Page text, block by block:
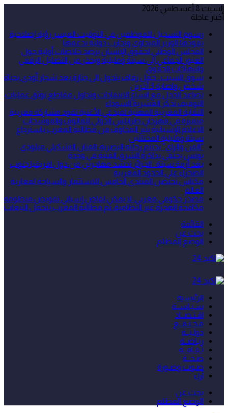
السبت 8 أغسطس 2026
أخبار عاجلة
رسوم التسجيل للموظفين في التوقيت الميسر رؤية إصلاحية
يقودها الوزير الميداوي وتجارب دولية تدعمها
المجلس الوطني لحقوق الإنسان يرصد خلاصات أولية حول
العبور الجماعي إلى سبتة ومليلية ويحذر من التضليل الرقمي
وانتهاكات الحقوق
سوق السبت.. حفل زفاف يتحول الى جنازة بعد شجار أودى بحياة
شخص واصابة 3 أخرين
تصاعد الجدل مع اتساع الانتقادات وتداول مقاطع توثق عمليات
التوقيف تذكر العشرية السوداء
النقابة المغربية المهنية لمبدعي الأغنية تقود مشاركة مغربية
متميزة في مهرجان طرابلس الدولي للمالوف والموشحات
الاعلام الإسبانية يثير المخاوف من مطالبة المغرب باسترجاع
سبتة ومليلية المحتلتين
“الفن والراي” يختتم رحلته البصرية: الفنان التشكيلي ميلودي
يونس يحتفي بذاكرة الشرق الفنية في وجدة
بعد أزمة سبتة.. الجزائر تحشد مهاجرين من دول افريقيا جنوب
الصحراء على الحدود المغربية
مكناس تحتضن المنتدى الخامس للاستثمار والسياحة لمغاربة
العالم
مصدر حكومي مغربي: لا يمكن لقاض إسباني تقويض منظومة
مكافحة الهجرة غير النظامية، ثم مطالبة المغرب بتحمل التبعات
القائمة
بحث عن
الوضع المظلم
الرئيسية
سـيـاســة
اقـتـصــاد
مـجـتـمــع
دولـيــة
ريـاضــة
ثـقـافــة
صـحــة
صـوت وصـورة
آراء
بحث عن
الوضع المظلم